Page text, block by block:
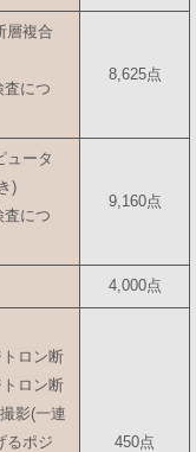
層複合
査につ
8,625点
ュータ
)
査につ
9,160点
4,000点
ロン断
ロン断
影(一連
るポジ
450点